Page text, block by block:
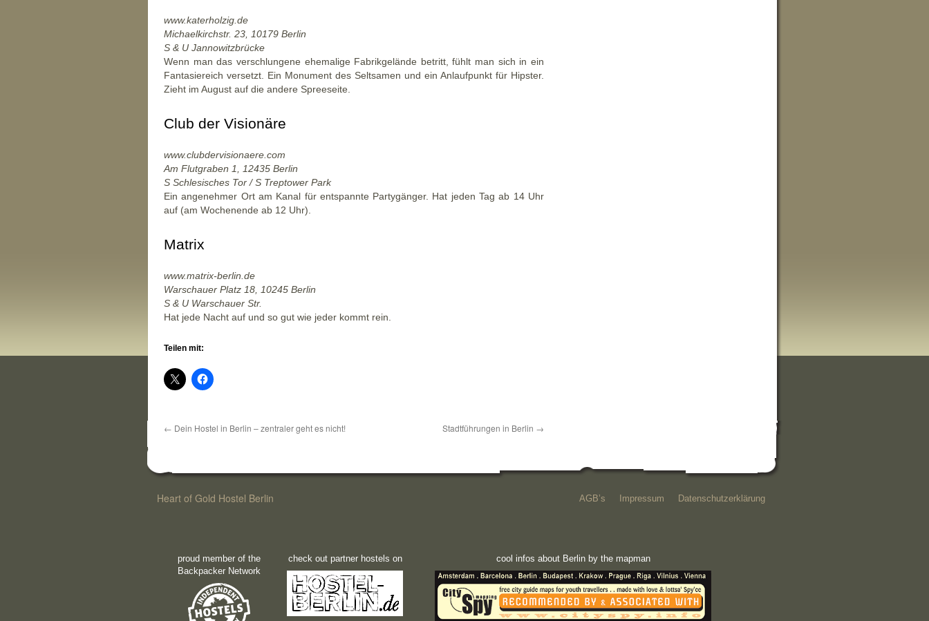
www.katerholzig.de
Michaelkirchstr. 23, 10179 Berlin
S & U Jannowitzbrücke
Wenn man das verschlungene ehemalige Fabrikgelände betritt, fühlt man sich in ein
Fantasiereich versetzt. Ein Monument des Seltsamen und ein Anlaufpunkt für Hipster.
Zieht im August auf die andere Spreeseite.
Club der Visionäre
www.clubdervisionaere.com
Am Flutgraben 1, 12435 Berlin
S Schlesisches Tor / S Treptower Park
Ein angenehmer Ort am Kanal für entspannte Partygänger. Hat jeden Tag ab 14 Uhr
auf (am Wochenende ab 12 Uhr).
Matrix
www.matrix-berlin.de
Warschauer Platz 18, 10245 Berlin
S & U Warschauer Str.
Hat jede Nacht auf und so gut wie jeder kommt rein.
Teilen mit:
← Dein Hostel in Berlin – zentraler geht es nicht! Stadtführungen in Berlin →
Heart of Gold Hostel Berlin AGB’s Impressum Datenschutzerklärung
proud member of the
Backpacker Network
check out partner hostels on cool infos about Berlin by the mapman